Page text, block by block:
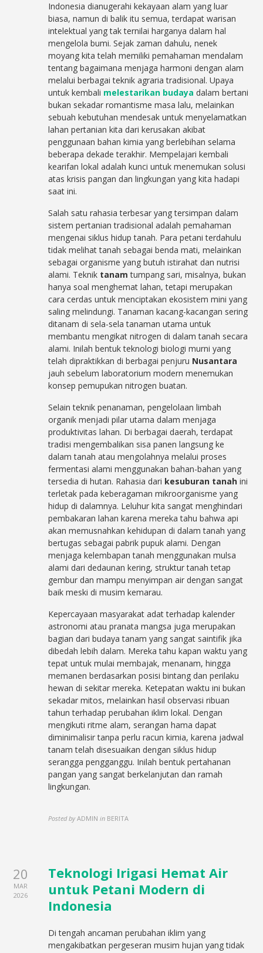
Indonesia dianugerahi kekayaan alam yang luar
biasa, namun di balik itu semua, terdapat warisan
intelektual yang tak ternilai harganya dalam hal
mengelola bumi. Sejak zaman dahulu, nenek
moyang kita telah memiliki pemahaman mendalam
tentang bagaimana menjaga harmoni dengan alam
melalui berbagai teknik agraria tradisional. Upaya
untuk kembali melestarikan budaya dalam bertani
bukan sekadar romantisme masa lalu, melainkan
sebuah kebutuhan mendesak untuk menyelamatkan
lahan pertanian kita dari kerusakan akibat
penggunaan bahan kimia yang berlebihan selama
beberapa dekade terakhir. Mempelajari kembali
kearifan lokal adalah kunci untuk menemukan solusi
atas krisis pangan dan lingkungan yang kita hadapi
saat ini.
Salah satu rahasia terbesar yang tersimpan dalam
sistem pertanian tradisional adalah pemahaman
mengenai siklus hidup tanah. Para petani terdahulu
tidak melihat tanah sebagai benda mati, melainkan
sebagai organisme yang butuh istirahat dan nutrisi
alami. Teknik tanam tumpang sari, misalnya, bukan
hanya soal menghemat lahan, tetapi merupakan
cara cerdas untuk menciptakan ekosistem mini yang
saling melindungi. Tanaman kacang-kacangan sering
ditanam di sela-sela tanaman utama untuk
membantu mengikat nitrogen di dalam tanah secara
alami. Inilah bentuk teknologi biologi murni yang
telah dipraktikkan di berbagai penjuru Nusantara
jauh sebelum laboratorium modern menemukan
konsep pemupukan nitrogen buatan.
Selain teknik penanaman, pengelolaan limbah
organik menjadi pilar utama dalam menjaga
produktivitas lahan. Di berbagai daerah, terdapat
tradisi mengembalikan sisa panen langsung ke
dalam tanah atau mengolahnya melalui proses
fermentasi alami menggunakan bahan-bahan yang
tersedia di hutan. Rahasia dari kesuburan tanah ini
terletak pada keberagaman mikroorganisme yang
hidup di dalamnya. Leluhur kita sangat menghindari
pembakaran lahan karena mereka tahu bahwa api
akan memusnahkan kehidupan di dalam tanah yang
bertugas sebagai pabrik pupuk alami. Dengan
menjaga kelembapan tanah menggunakan mulsa
alami dari dedaunan kering, struktur tanah tetap
gembur dan mampu menyimpan air dengan sangat
baik meski di musim kemarau.
Kepercayaan masyarakat adat terhadap kalender
astronomi atau pranata mangsa juga merupakan
bagian dari budaya tanam yang sangat saintifik jika
dibedah lebih dalam. Mereka tahu kapan waktu yang
tepat untuk mulai membajak, menanam, hingga
memanen berdasarkan posisi bintang dan perilaku
hewan di sekitar mereka. Ketepatan waktu ini bukan
sekadar mitos, melainkan hasil observasi ribuan
tahun terhadap perubahan iklim lokal. Dengan
mengikuti ritme alam, serangan hama dapat
diminimalisir tanpa perlu racun kimia, karena jadwal
tanam telah disesuaikan dengan siklus hidup
serangga pengganggu. Inilah bentuk pertahanan
pangan yang sangat berkelanjutan dan ramah
lingkungan.
Posted by ADMIN in BERITA
20
MAR
2026
Teknologi Irigasi Hemat Air
untuk Petani Modern di
Indonesia
Di tengah ancaman perubahan iklim yang
mengakibatkan pergeseran musim hujan yang tidak